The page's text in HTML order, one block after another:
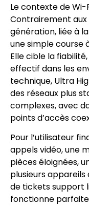
Le contexte de
Contrairement
génération, liée à la
une simple course
Elle cible la
effectif dans les
technique, Ultra
des réseaux plus
complexes, avec
points d’accès
Pour l’utilisateur
appels vidéo, une
pièces éloignées,
plusieurs appareils
de tickets support
fonctionne